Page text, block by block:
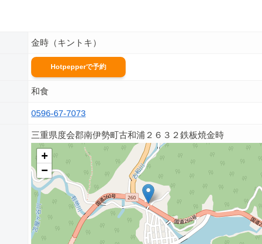
金時（キントキ）
Hotpepperで予約
和食
0596-67-7073
三重県度会郡南伊勢町古和浦２６３２鉄板焼金時
+
−